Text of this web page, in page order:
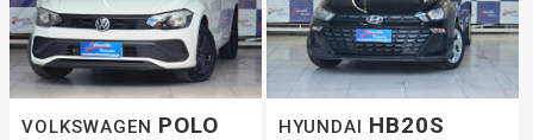
VOLKSWAGEN POLO HYUNDAI HB20S